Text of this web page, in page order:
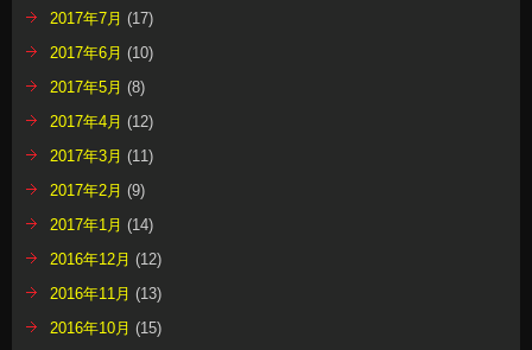
2017年7月 (17)
2017年6月 (10)
2017年5月 (8)
2017年4月 (12)
2017年3月 (11)
2017年2月 (9)
2017年1月 (14)
2016年12月 (12)
2016年11月 (13)
2016年10月 (15)